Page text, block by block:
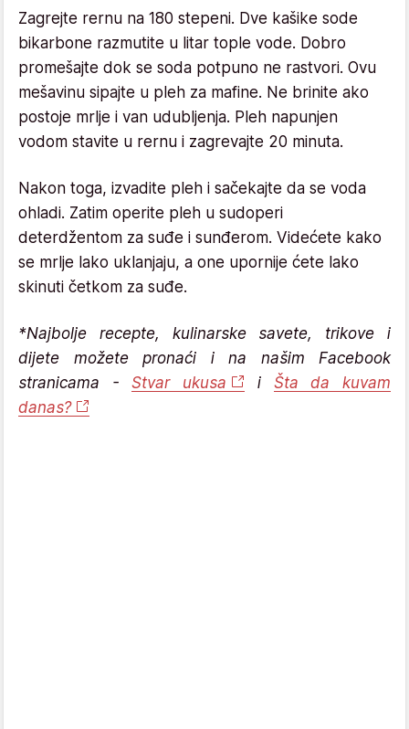
Zagrejte rernu na 180 stepeni. Dve kašike sode
bikarbone razmutite u litar tople vode. Dobro
promešajte dok se soda potpuno ne rastvori. Ovu
mešavinu sipajte u pleh za mafine. Ne brinite ako
postoje mrlje i van udubljenja. Pleh napunjen
vodom stavite u rernu i zagrevajte 20 minuta.
Nakon toga, izvadite pleh i sačekajte da se voda
ohladi. Zatim operite pleh u sudoperi
deterdžentom za suđe i sunđerom. Videćete kako
se mrlje lako uklanjaju, a one upornije ćete lako
skinuti četkom za suđe.
*Najbolje recepte, kulinarske savete, trikove i
dijete možete pronaći i na našim Facebook
stranicama -Stvar ukusa i Šta da kuvam
danas?